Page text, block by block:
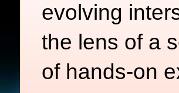
evolving
the lens of a
of hands-on